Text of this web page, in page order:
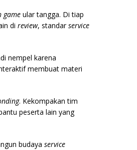
game ular tangga. Di tiap
di review, standarservice
nempel karena
membuat materi
. Kekompakan tim
peserta lain yang
budaya service